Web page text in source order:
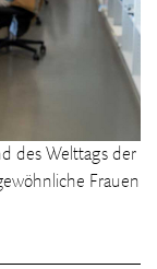
des Welttags der
Frauen